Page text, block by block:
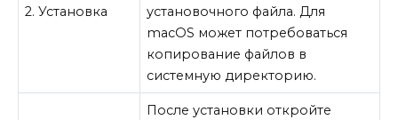
2. Установка
установочного файла. Для
macOS может потребоваться
копирование файлов в
системную директорию.
После установки откройте